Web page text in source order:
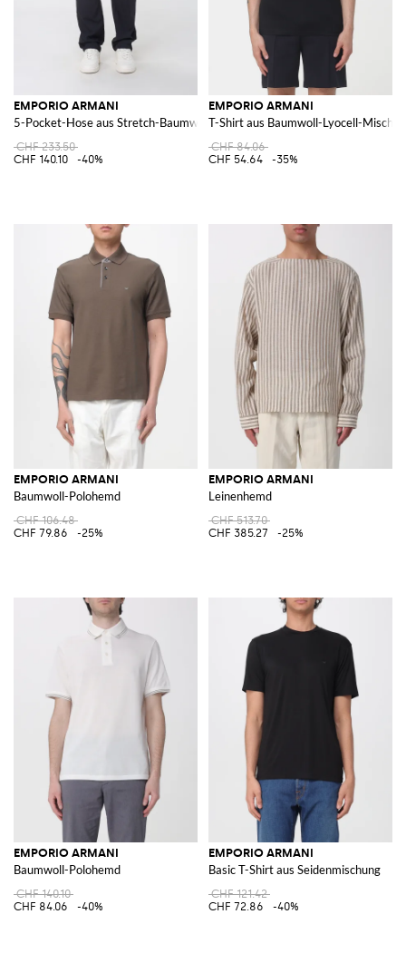
EMPORIO ARMANI
5-Pocket-Hose aus Stretch-Baumwolle
CHF 233.50
CHF 140.10
-40%
EMPORIO ARMANI
T-Shirt aus Baumwoll-Lyocell-
CHF 84.06
CHF 54.64
-35%
EMPORIO ARMANI
Baumwoll-Polohemd
CHF 106.48
CHF 79.86
-25%
EMPORIO ARMANI
Leinenhemd
CHF 513.70
CHF 385.27
-25%
EMPORIO ARMANI
Baumwoll-Polohemd
CHF 140.10
CHF 84.06
-40%
EMPORIO ARMANI
Basic T-Shirt aus Seidenmischung
CHF 121.42
CHF 72.86
-40%